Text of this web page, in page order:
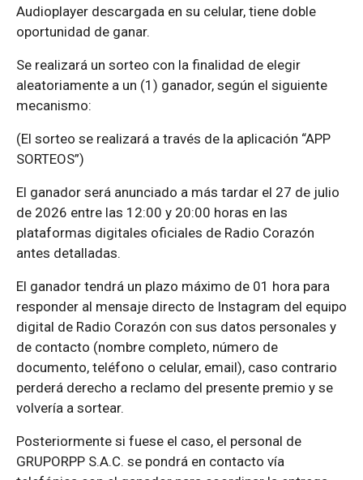
Audioplayer descargada en su celular, tiene doble
oportunidad de ganar.
Se realizará un sorteo con la finalidad de elegir
aleatoriamente a un (1) ganador, según el siguiente
mecanismo:
(El sorteo se realizará a través de la aplicación “APP
SORTEOS”)
El ganador será anunciado a más tardar el 27 de julio
de 2026 entre las 12:00 y 20:00 horas en las
plataformas digitales oficiales de Radio Corazón
antes detalladas.
El ganador tendrá un plazo máximo de 01 hora para
responder al mensaje directo de Instagram del equipo
digital de Radio Corazón con sus datos personales y
de contacto (nombre completo, número de
documento, teléfono o celular, email), caso contrario
perderá derecho a reclamo del presente premio y se
volvería a sortear.
Posteriormente si fuese el caso, el personal de
GRUPORPP S.A.C. se pondrá en contacto vía